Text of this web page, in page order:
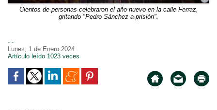
Cientos de personas celebraron el año nuevo en la calle Ferraz,
gritando "Pedro Sánchez a prisión".
- -
Lunes, 1 de Enero 2024
Artículo leído 1023 veces